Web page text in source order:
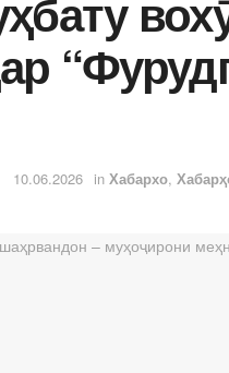
10.06.2026 in Хабархо,